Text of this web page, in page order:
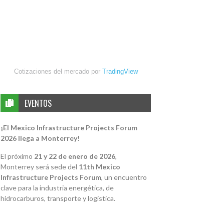
Cotizaciones del mercado por TradingView
EVENTOS
¡El Mexico Infrastructure Projects Forum
2026 llega a Monterrey!
El próximo 21 y 22 de enero de 2026,
Monterrey será sede del 11th Mexico
Infrastructure Projects Forum, un encuentro
clave para la industria energética, de
hidrocarburos, transporte y logística.